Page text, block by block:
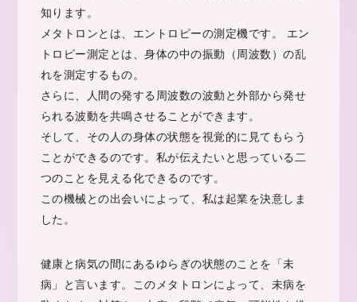
知ります。
メタトロンとは、エントロピーの測定機です。 エン
トロピー測定とは、身体の中の振動（周波数）の乱
れを測定するもの。
さらに、人間の発する周波数の波動と外部から発せ
られる波動を共鳴させることができます。
そして、その人の身体の状態を視覚的に見てもらう
ことができるのです。私が伝えたいと思っている二
つのことを見える化できるのです。
この機械との出会いによって、私は起業を決意しま
した。
健康と病気の間にあるゆらぎの状態のことを「未
病」と言います。このメタトロンによって、未病を